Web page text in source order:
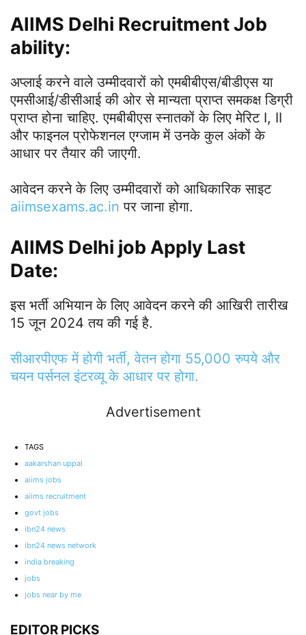
AIIMS Delhi Recruitment Job
ability:
अप्लाई करने वाले उम्मीदवारों को एमबीबीएस/बीडीएस या
एमसीआई/डीसीआई की ओर से मान्यता प्राप्त समकक्ष डिग्री
प्राप्त होना चाहिए. एमबीबीएस स्नातकों के लिए मेरिट I, II
और फाइनल प्रोफेशनल एग्जाम में उनके कुल अंकों के
आधार पर तैयार की जाएगी.
आवेदन करने के लिए उम्मीदवारों को आधिकारिक साइट
aiimsexams.ac.in पर जाना होगा.
AIIMS Delhi job Apply Last
Date:
इस भर्ती अभियान के लिए आवेदन करने की आखिरी तारीख
15 जून 2024 तय की गई है.
सीआरपीएफ में होगी भर्ती, वेतन होगा 55,000 रुपये और
चयन पर्सनल इंटरव्यू के आधार पर होगा.
Advertisement
TAGS
aakarshan uppal
aiims jobs
aiims recruitment
govt jobs
ibn24 news
ibn24 news network
india breaking
jobs
jobs near by me
EDITOR PICKS